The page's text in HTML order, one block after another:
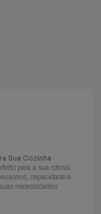
Sua Cozinha
para a sua rotina!
capacidade e
necessidades